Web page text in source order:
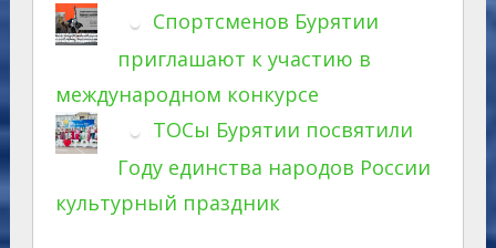
Спортсменов Бурятии
приглашают к участию в
международном конкурсе
ТОСы Бурятии посвятили
Году единства народов России
культурный праздник